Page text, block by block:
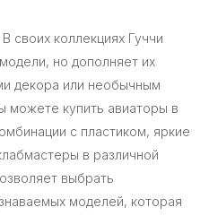
В своих коллекциях Гуччи
но дополняет их
декора или необычным
можете купить авиаторы в
с пластиком, яркие
в различной
выбрать
моделей, которая